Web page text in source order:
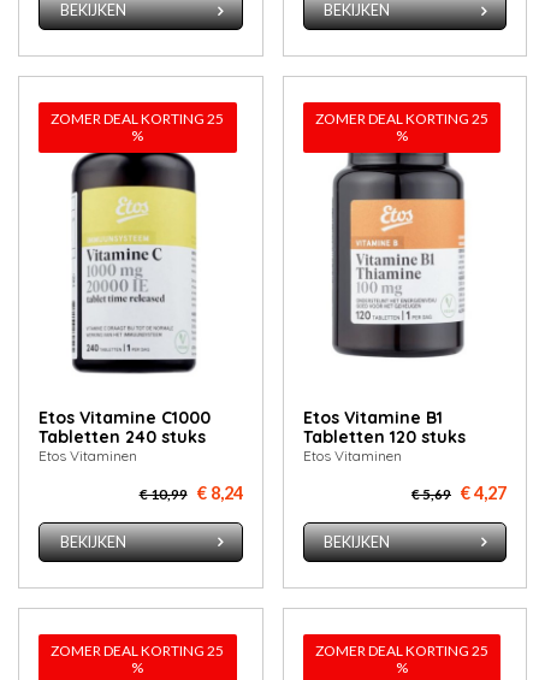
BEKIJKEN BEKIJKEN
ZOMER DEAL KORTING 25
%
Etos Vitamine C1000
Tabletten 240 stuks
Etos Vitaminen
€ 10,99 € 8,24
BEKIJKEN
ZOMER DEAL KORTING 25
%
Etos Vitamine B1
Tabletten 120 stuks
Etos Vitaminen
€ 5,69 € 4,27
BEKIJKEN
ZOMER DEAL KORTING 25
%
ZOMER DEAL KORTING 25
%